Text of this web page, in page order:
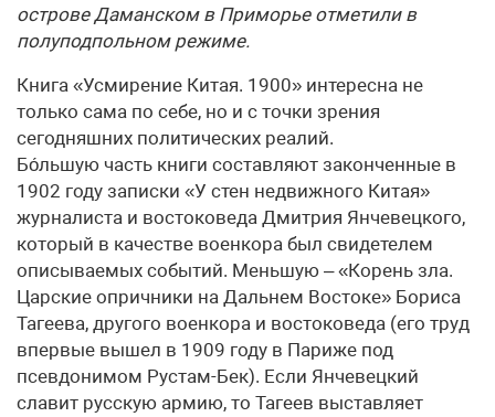
острове Даманском в Приморье отметили в
полуподпольном режиме.
Книга «Усмирение Китая. 1900» интересна не
только сама по себе, но и с точки зрения
сегодняшних политических реалий.
Бо́льшую часть книги составляют законченные в
1902 году записки «У стен недвижного Китая»
журналиста и востоковеда Дмитрия Янчевецкого,
который в качестве военкора был свидетелем
описываемых событий. Меньшую – «Корень зла.
Царские опричники на Дальнем Востоке» Бориса
Тагеева, другого военкора и востоковеда (его труд
впервые вышел в 1909 году в Париже под
псевдонимом Рустам-Бек). Если Янчевецкий
славит русскую армию, то Тагеев выставляет